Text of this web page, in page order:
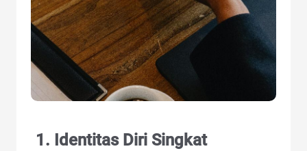
1. Identitas Diri Singkat